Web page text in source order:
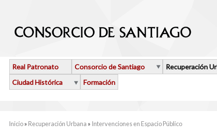
Real Patronato Consorcio de Santiago
Recuperación
Ciudad Histórica
Formación
Se encuentra usted aquí
Inicio» Recuperación Urbana » Intervenciones en Espacio Público